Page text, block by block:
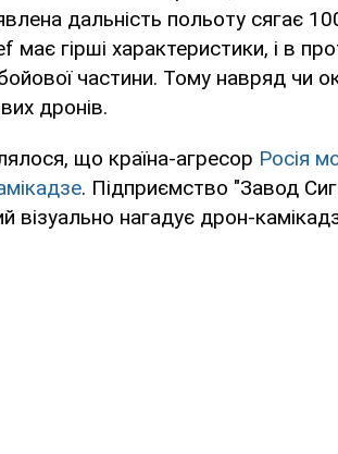
дальність польоту сягає
гірші характеристики, і в
частини. Тому навряд чи
дронів.
що країна-агресор Росія
. Підприємство "Завод
візуально нагадує дрон-